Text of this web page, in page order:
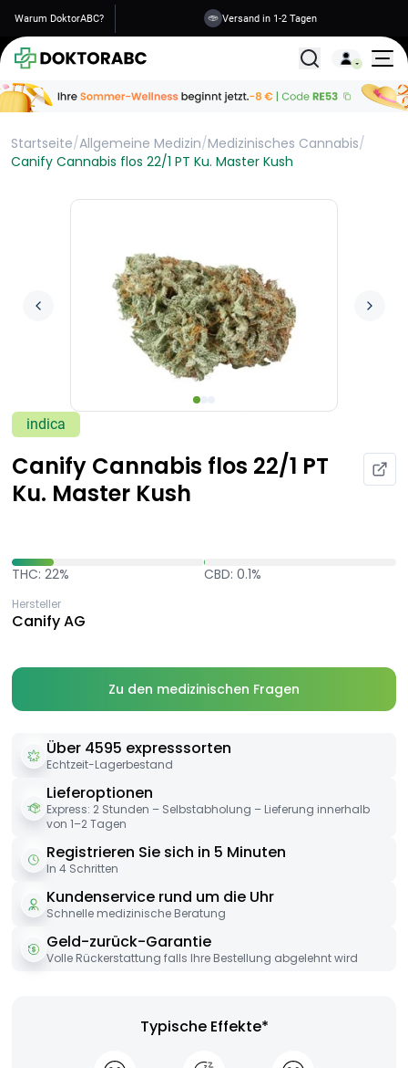
Warum DoktorABC? Versand in 1-2 Tagen
Alle
Startseite/Allgemeine Medizin/Medizinisches Cannabis/
Canify Cannabis flos 22/1 PT Ku. Master Kush
indica
Canify Cannabis flos 22/1 PT
Ku. Master Kush
THC: 22% CBD: 0.1%
Hersteller
Canify AG
Zu den medizinischen Fragen
Über 4595 expresssorten
Echtzeit-Lagerbestand
Lieferoptionen
Express: 2 Stunden – Selbstabholung – Lieferung innerhalb
von 1–2 Tagen
Registrieren Sie sich in 5 Minuten
In 4 Schritten
Kundenservice rund um die Uhr
Schnelle medizinische Beratung
Geld-zurück-Garantie
Volle Rückerstattung falls Ihre Bestellung abgelehnt wird
Typische Effekte*